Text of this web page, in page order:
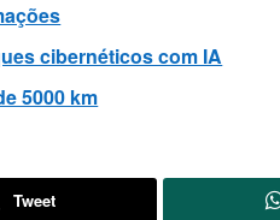
cibernéticos com IA
5000 km
Tweet